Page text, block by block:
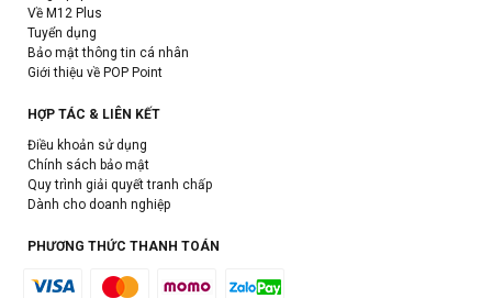
Về M12 Plus
Tuyển dụng
Bảo mật thông tin cá nhân
Giới thiệu về POP Point
HỢP TÁC & LIÊN KẾT
Điều khoản sử dụng
Chính sách bảo mật
Quy trình giải quyết tranh chấp
Dành cho doanh nghiệp
PHƯƠNG THỨC THANH TOÁN